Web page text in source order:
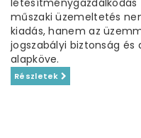
létesítménygazdálkodás
műszaki üzemeltetés
kiadás, hanem az
jogszabályi biztonság
alapköve.
Részletek